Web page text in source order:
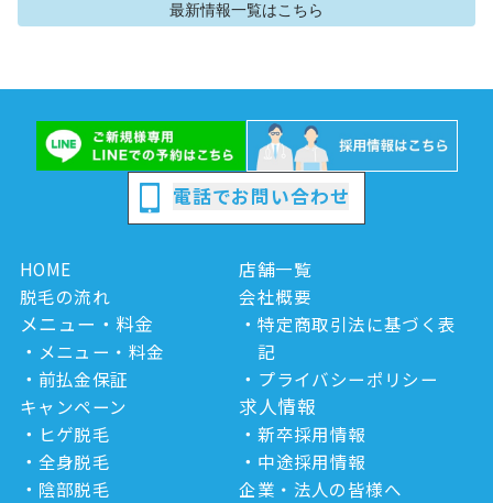
最新情報一覧はこちら
電話でお問い合わせ
HOME
脱毛の流れ
メニュー・料金
メニュー・料金
前払金保証
キャンペーン
ヒゲ脱毛
全身脱毛
陰部脱毛
店舗一覧
会社概要
特定商取引法に基づく表
記
プライバシーポリシー
求人情報
新卒採用情報
中途採用情報
企業・法人の皆様へ